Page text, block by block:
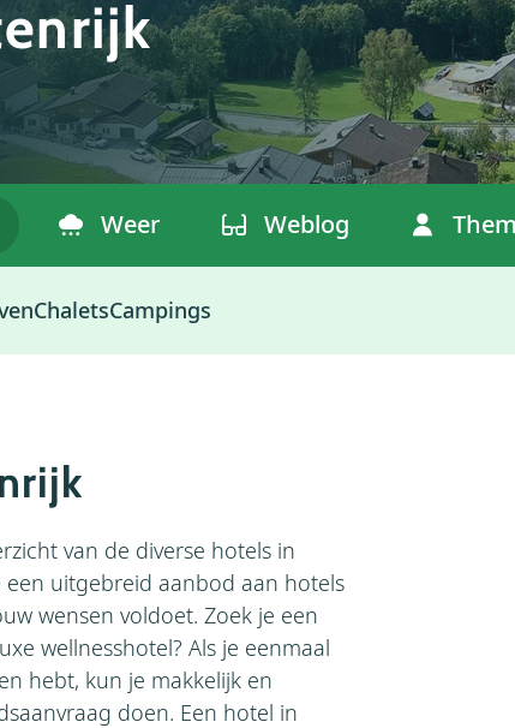
Weer Weblog
ChaletsCampings
van de diverse hotels in
uitgebreid aanbod aan hotels
wensen voldoet. Zoek je een
wellnesshotel? Als je eenmaal
hebt, kun je makkelijk en
doen. Een hotel in